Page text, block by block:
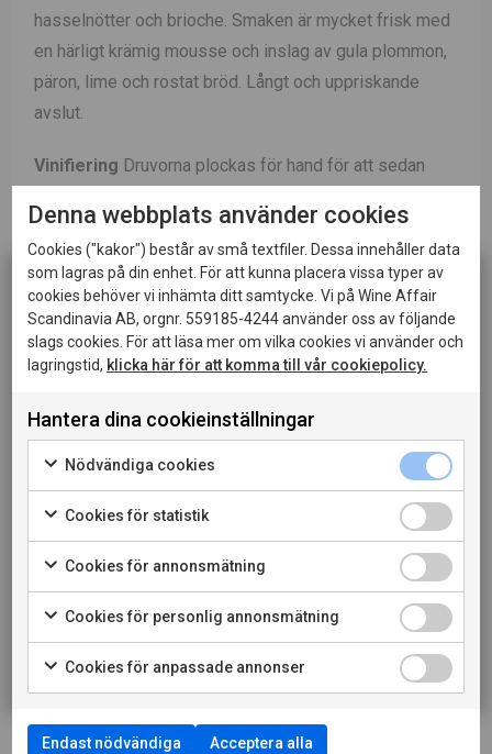
hasselnötter och brioche. Smaken är mycket frisk med
en härligt krämig mousse och inslag av gula plommon,
päron, lime och rostat bröd. Långt och uppriskande
avslut.
Vinifiering Druvorna plockas för hand för att sedan
färdiga basvinet får en sockerdos och en tillsats av
jäst för att starta en ny jäsning på flaska i minst 12
månader. Då skapas bubblorna. Metoden kallas
traditionell metod som även används vid framställning
av champagne.
skaldjur, charkbrickan eller en härlig sallad.
LADDA NER PRODUKTBLAD
LADDA NER PRESSBILD
LÄS MER OM PRODUCENTEN
TILL VINET PÅ SYSTEMBOLAGET
Denna webbplats använder cookies
Cookies ("kakor") består av små textfiler. Dessa innehåller data
som lagras på din enhet. För att kunna placera vissa typer av
cookies behöver vi inhämta ditt samtycke. Vi på Wine Affair
Scandinavia AB, orgnr. 559185-4244 använder oss av följande
slags cookies. För att läsa mer om vilka cookies vi använder och
lagringstid, klicka här för att komma till vår cookiepolicy.
Hantera dina cookieinställningar
Nödvändiga cookies
Cookies för statistik
Cookies för annonsmätning
Cookies för personlig annonsmätning
Cookies för anpassade annonser
Endast nödvändiga Acceptera alla
Denna sida innehåller information om alkoholhaltiga
drycker och riktar sig till dig som fyllt 20 år.
När jag bekräftar att jag är 20 år eller äldre godkänner
jag också att webbplatsen använder cookies.
PRIVATKONSUMENT
RESTAURANGKUND